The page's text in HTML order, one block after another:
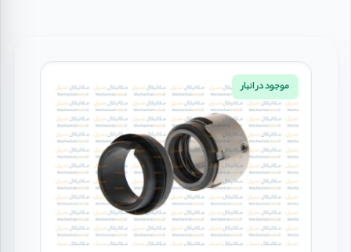
موجود در انبار